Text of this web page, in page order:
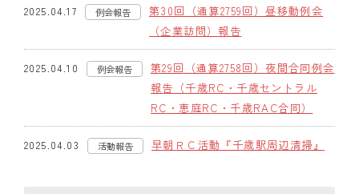
理事会報告
スケジュール
年間プログラム
組織図
2025.04.17 例会報告
第30回（通算2759回）昼移動例会
（企業訪問）報告
2025.04.10 例会報告
第29回（通算2758回）夜間合同例会
報告（千歳RC・千歳セントラル
RC・恵庭RC・千歳RAC合同）
2025.04.03 活動報告 早朝ＲＣ活動『千歳駅周辺清掃』